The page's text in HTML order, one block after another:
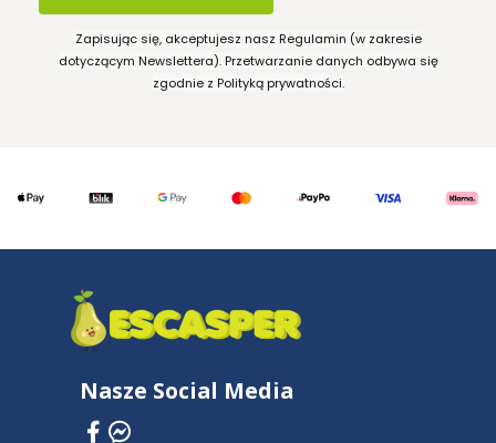
Zapisując się, akceptujesz nasz Regulamin (w zakresie
dotyczącym Newslettera). Przetwarzanie danych odbywa się
zgodnie z Polityką prywatności.
Nasze Social Media